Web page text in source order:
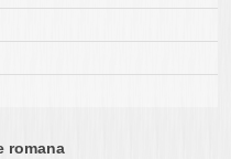
romana